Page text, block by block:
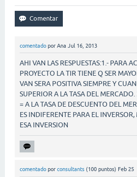
comentado por Ana Jul 16, 2013
AHI VAN LAS RESPUESTAS:1.- PARA
PROYECTO LA TIR TIENE Q SER
VAN SERA POSITIVA SIEMPRE Y
SUPERIOR A LA TASA DEL
= A LA TASA DE DESCUENTO DEL
ES INDIFERENTE PARA EL
ESA INVERSION
comentado por consultants (100 puntos) Feb 25